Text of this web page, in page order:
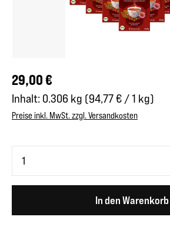
Regulärer Preis:
29,00 €
Inhalt: 0.306 kg (94,77 € / 1 kg)
Preise inkl. MwSt. zzgl. Versandkosten
In den Warenkorb